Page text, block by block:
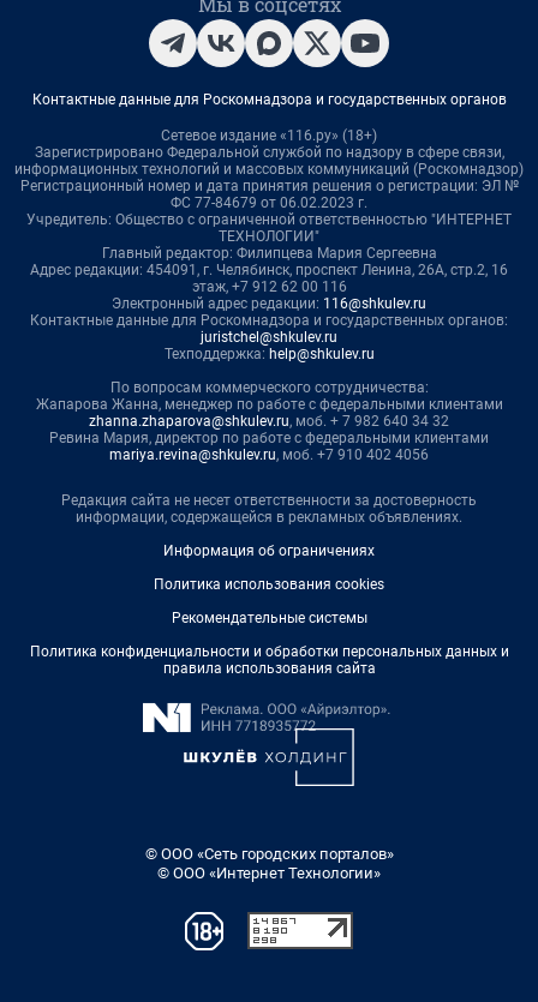
Контактные данные для Роскомнадзора и государственных органов
Сетевое издание «116.ру» (18+)
Зарегистрировано Федеральной службой по надзору в сфере связи,
информационных технологий и массовых коммуникаций (Роскомнадзор)
Регистрационный номер и дата принятия решения о регистрации: ЭЛ №
ФС 77-84679 от 06.02.2023 г.
Учредитель: Общество с ограниченной ответственностью "ИНТЕРНЕТ
ТЕХНОЛОГИИ"
Главный редактор: Филипцева Мария Сергеевна
Адрес редакции: 454091, г. Челябинск, проспект Ленина, 26А, стр.2, 16
этаж, +7 912 62 00 116
Электронный адрес редакции: 116@shkulev.ru
Контактные данные для Роскомнадзора и государственных органов:
juristchel@shkulev.ru
Техподдержка: help@shkulev.ru
По вопросам коммерческого сотрудничества:
Жапарова Жанна, менеджер по работе с федеральными клиентами
zhanna.zhaparova@shkulev.ru, моб. + 7 982 640 34 32
Ревина Мария, директор по работе с федеральными клиентами
mariya.revina@shkulev.ru, моб. +7 910 402 4056
Редакция сайта не несет ответственности за достоверность
информации, содержащейся в рекламных объявлениях.
Информация об ограничениях
Политика использования cookies
Рекомендательные системы
Политика конфиденциальности и обработки персональных данных и
правила использования сайта
© ООО «Сеть городских порталов»
© ООО «Интернет Технологии»